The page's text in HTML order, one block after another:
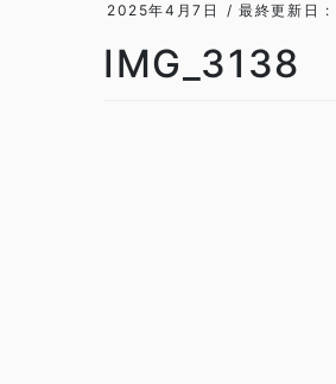
2025年4月7日 / 最終更新日 :
IMG_3138